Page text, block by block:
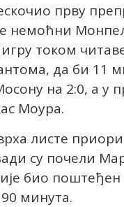
прву
немоћни
током
да би 11
на 2:0, а у
Моура.
листе
су почели
био поштеђен
минута.